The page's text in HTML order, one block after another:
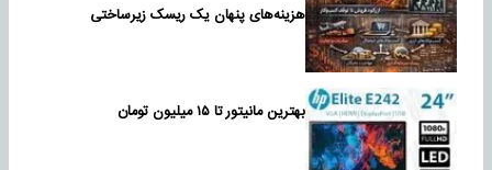
هزینه‌های پنهان یک ریسک زیرساختی
بهترین مانیتور تا ۱۵ میلیون تومان